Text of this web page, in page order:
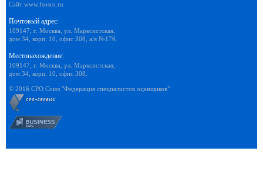
Сайт www.fsosro.ru
Почтовый адрес:
109147, г. Москва, ул. Марксистская,
дом 34, корп. 10, офис 308, а/я №176.
Местонахождение:
109147, г. Москва, ул. Марксистская,
дом 34, корп. 10, офис 308.
© 2016 СРО Союз "Федерация специалистов оценщиков"